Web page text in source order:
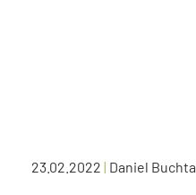
23.02.2022 | Daniel Buchta